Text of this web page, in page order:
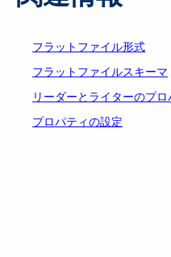
フラットファイル形式
フラットファイルスキーマ
リーダーとライターのプ
プロパティの設定